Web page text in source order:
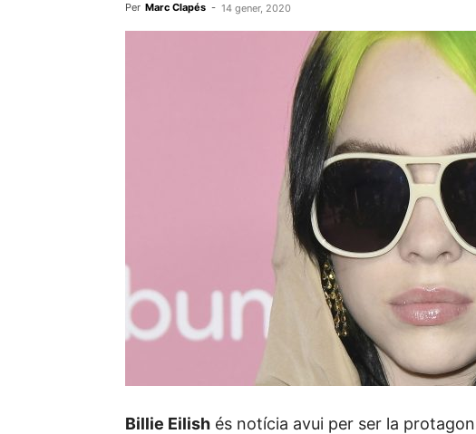
Per Marc Clapés - 14 gener, 2020
Billie Eilish és notícia avui per ser la